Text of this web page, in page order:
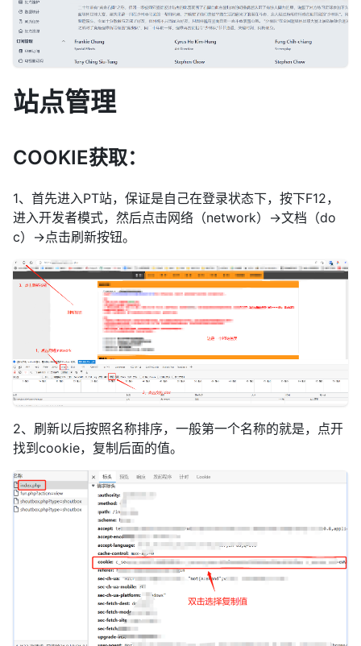
站点管理
COOKIE获取：
1、首先进入PT站，保证是自己在登录状态下，按下F12，
进入开发者模式，然后点击网络（network）→文档（do
c）→点击刷新按钮。
2、刷新以后按照名称排序，一般第一个名称的就是，点开
找到cookie，复制后面的值。